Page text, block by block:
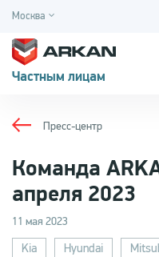
Москва
Частным лицам
Пресс-центр
Команда
апреля 2023
11 мая 2023
Kia Hyundai